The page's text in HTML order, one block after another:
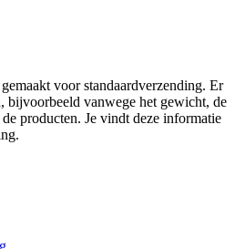
voor standaardverzending. Er
bijvoorbeeld vanwege het gewicht, de
producten. Je vindt deze informatie